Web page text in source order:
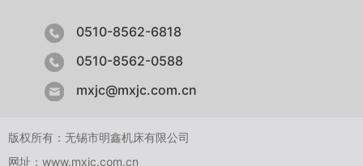
0510-8562-6818
0510-8562-0588
mxjc@mxjc.com.cn
版权所有：无锡市明鑫机床有限公司
网址：www.mxjc.com.cn